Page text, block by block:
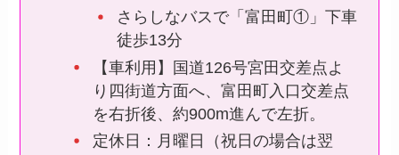
さらしなバスで「富田町①」下車
徒歩13分
【車利用】国道126号宮田交差点よ
り四街道方面へ、富田町入口交差点
を右折後、約900m進んで左折。
定休日：月曜日（祝日の場合は翌